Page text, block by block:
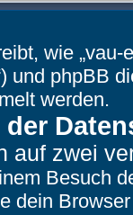
wie
und phpBB
werden.
auf zwei
Besuch
dein